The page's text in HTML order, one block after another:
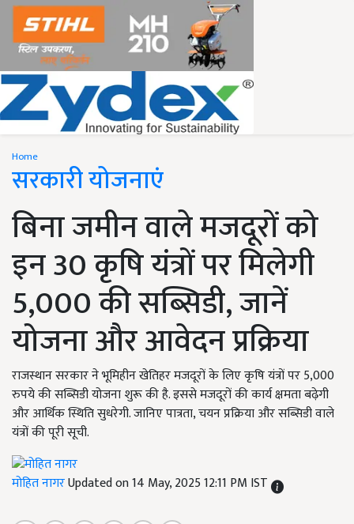
Home
सरकारी योजनाएं
बिना जमीन वाले मजदूरों को
इन 30 कृषि यंत्रों पर मिलेगी
5,000 की सब्सिडी, जानें
योजना और आवेदन प्रक्रिया
राजस्थान सरकार ने भूमिहीन खेतिहर मजदूरों के लिए कृषि यंत्रों पर 5,000
रुपये की सब्सिडी योजना शुरू की है. इससे मजदूरों की कार्य क्षमता बढ़ेगी
और आर्थिक स्थिति सुधरेगी. जानिए पात्रता, चयन प्रक्रिया और सब्सिडी वाले
यंत्रों की पूरी सूची.
मोहित नागरUpdated on 14 May, 2025 12:11 PM IST